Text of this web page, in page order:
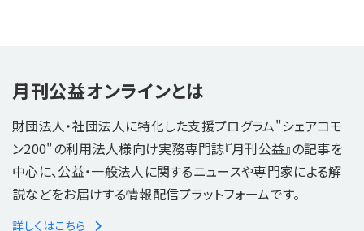
月刊公益オンラインとは
財団法人・社団法人に特化した支援プログラム"シェアコモ
ン200"の利用法人様向け実務専門誌『月刊公益』の記事を
中心に、公益・一般法人に関するニュースや専門家による解
説などをお届けする情報配信プラットフォームです。
詳しくはこちら